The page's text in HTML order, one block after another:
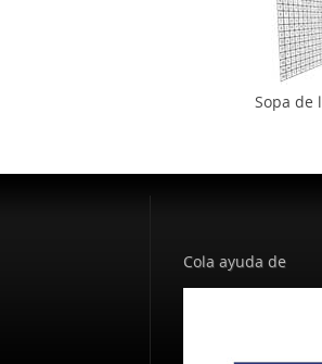
Sopa de
Cola ayuda de